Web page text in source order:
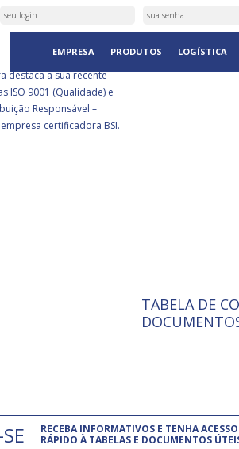
EMPRESA PRODUTOS LOGÍSTICA
É
BSI
destaca a sua recente
ISO 9001 (Qualidade) e
Responsável –
certificadora BSI.
ISO 9001:
A
TABELA DE
RECEBA INFORMATIVOS E TENHA ACESSO
RÁPIDO À TABELAS E DOCUMENTOS